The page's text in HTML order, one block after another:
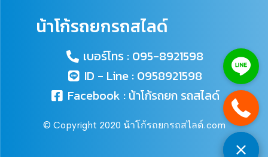
น้าโก้รถยกรถสไลด์
เบอร์โทร : 095-8921598
ID - Line : 0958921598
Facebook : น้าโก้รถยก รถสไลด์
© Copyright 2020 น้าโก้รถยกรถสไลด์.com